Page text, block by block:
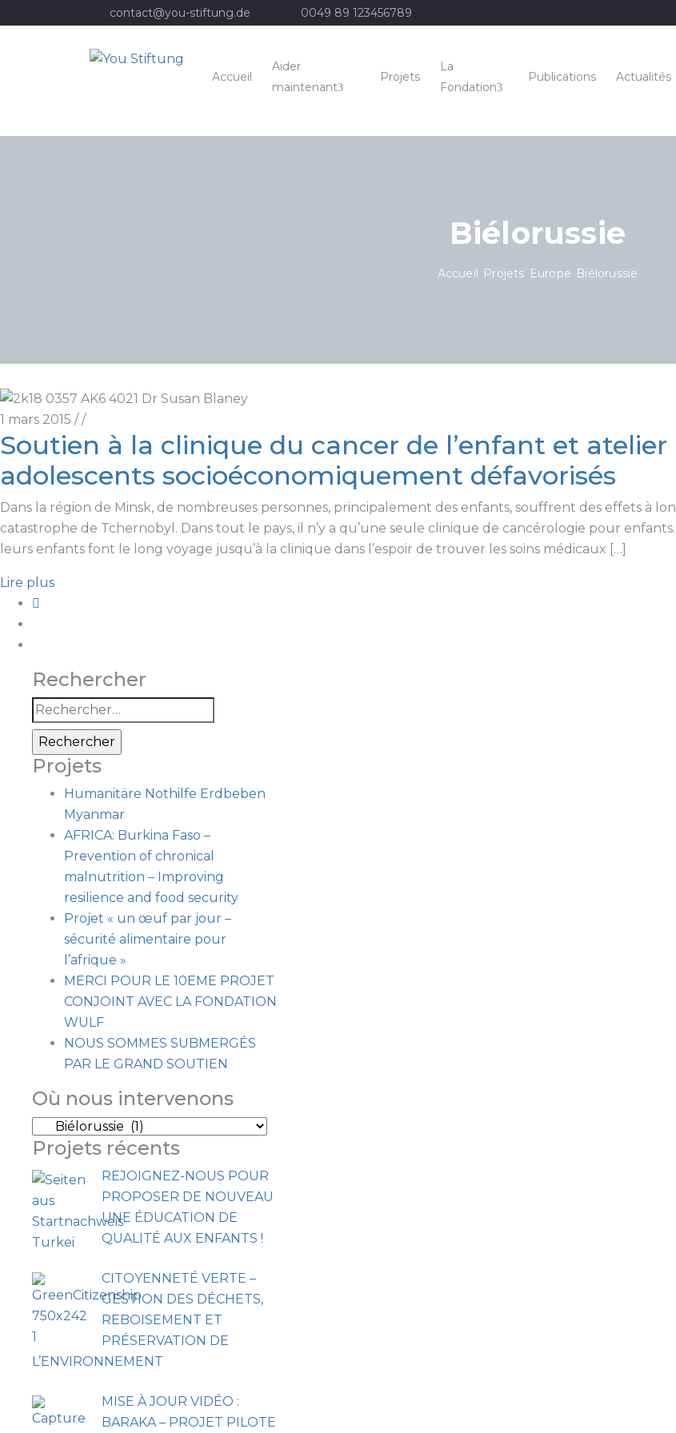
contact@you-stiftung.de 0049 89 123456789
Accueil
Aider
maintenant
Projets
La
Fondation
Publications Actualités
Biélorussie
Accueil Projets Europe Biélorussie
1 mars 2015 / /
Soutien à la clinique du cancer de l’enfant et atelier
adolescents socioéconomiquement défavorisés
Dans la région de Minsk, de nombreuses personnes, principalement des enfants, souffrent des effets à
catastrophe de Tchernobyl. Dans tout le pays, il n’y a qu’une seule clinique de cancérologie pour
leurs enfants font le long voyage jusqu’à la clinique dans l’espoir de trouver les soins médicaux […]
Lire plus
Rechercher
Projets
Humanitäre Nothilfe Erdbeben
Myanmar
AFRICA: Burkina Faso –
Prevention of chronical
malnutrition – Improving
resilience and food security
Projet « un œuf par jour –
sécurité alimentaire pour
l’afrique »
MERCI POUR LE 10EME PROJET
CONJOINT AVEC LA FONDATION
WULF
NOUS SOMMES SUBMERGÉS
PAR LE GRAND SOUTIEN
Où nous intervenons
Projets récents
REJOIGNEZ-NOUS POUR
PROPOSER DE NOUVEAU
UNE ÉDUCATION DE
QUALITÉ AUX ENFANTS !
CITOYENNETÉ VERTE –
GESTION DES DÉCHETS,
REBOISEMENT ET
PRÉSERVATION DE
L’ENVIRONNEMENT
MISE À JOUR VIDÉO :
BARAKA – PROJET PILOTE